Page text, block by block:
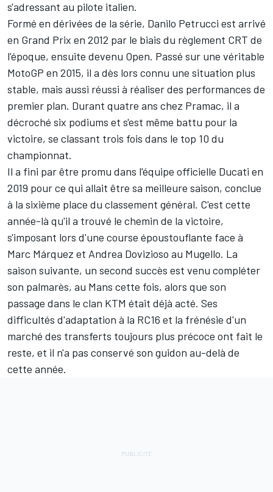
s'adressant au pilote italien.
Formé en dérivées de la série, Danilo Petrucci est arrivé
en Grand Prix en 2012 par le biais du règlement CRT de
l'époque, ensuite devenu Open. Passé sur une véritable
MotoGP en 2015, il a dès lors connu une situation plus
stable, mais aussi réussi à réaliser des performances de
premier plan. Durant quatre ans chez Pramac, il a
décroché six podiums et s'est même battu pour la
victoire, se classant trois fois dans le top 10 du
championnat.
Il a fini par être promu dans l'équipe officielle Ducati en
2019 pour ce qui allait être sa meilleure saison, conclue
à la sixième place du classement général. C'est cette
année-là qu'il a trouvé le chemin de la victoire,
s'imposant lors d'une course époustouflante face à
Marc Márquez et Andrea Dovizioso au Mugello. La
saison suivante, un second succès est venu compléter
son palmarès, au Mans cette fois, alors que son
passage dans le clan KTM était déjà acté. Ses
difficultés d'adaptation à la RC16 et la frénésie d'un
marché des transferts toujours plus précoce ont fait le
reste, et il n'a pas conservé son guidon au-delà de
cette année.